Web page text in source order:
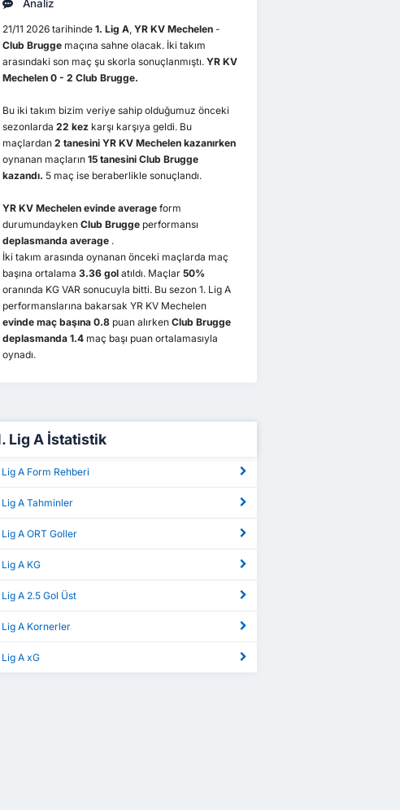
Analiz
21/11 2026 tarihinde 1. Lig A, YR KV Mechelen-
Club Bruggemaçına sahne olacak. İki takım
arasındaki son maç şu skorla sonuçlanmıştı. YR KV
Mechelen 0 - 2 Club Brugge.
Bu iki takım bizim veriye sahip olduğumuz önceki
sezonlarda 22 kezkarşı karşıya geldi. Bu
maçlardan 2 tanesini YR KV Mechelen kazanırken
oynanan maçların 15 tanesini Club Brugge
kazandı. 5 maç ise beraberlikle sonuçlandı.
YR KV Mechelen evinde average form
durumundayken Club Bruggeperformansı
deplasmanda average .
İki takım arasında oynanan önceki maçlarda maç
başına ortalama 3.36 golatıldı. Maçlar 50%
oranında KG VAR sonucuyla bitti. Bu sezon 1. Lig A
performanslarına bakarsak YR KV Mechelen
evinde maç başına 0.8 puan alırken Club Brugge
deplasmanda 1.4 maç başı puan ortalamasıyla
oynadı.
Lig A İstatistik
Lig A Form Rehberi
Lig A Tahminler
Lig A ORT Goller
Lig A KG
Lig A 2.5 Gol Üst
Lig A Kornerler
Lig A xG